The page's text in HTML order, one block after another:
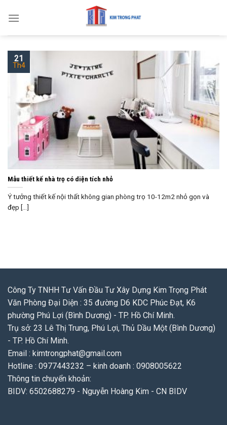
Mẫu thiết kế nhà trọ có diện tích nhỏ
Ý tưởng thiết kế nội thất không gian phòng trọ 10-12m2 nhỏ gọn và
đẹp [...]
21
Th4
Công Ty TNHH Tư Vấn Đầu Tư Xây Dựng Kim Trọng Phát
Văn Phòng Đại Diện : 35 đường D6 KDC Phúc Đạt, K6
phường Phú Lợi (Bình Dương) - TP. Hồ Chí Minh.
Trụ sở: 23 Lê Thị Trung, Phú Lợi, Thủ Dầu Một (Bình Dương)
- TP. Hồ Chí Minh.
Email : kimtrongphat@gmail.com
Hotline : 0977443232 – kinh doanh : 0908005622
Thông tin chuyển khoản:
BIDV: 6502688279 - Nguyễn Hoàng Kim - CN BIDV